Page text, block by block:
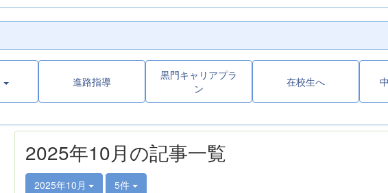
進路指導
黒門キャリアプラ
ン
在校生へ
2025年10月の記事一覧
2025年10月 5件